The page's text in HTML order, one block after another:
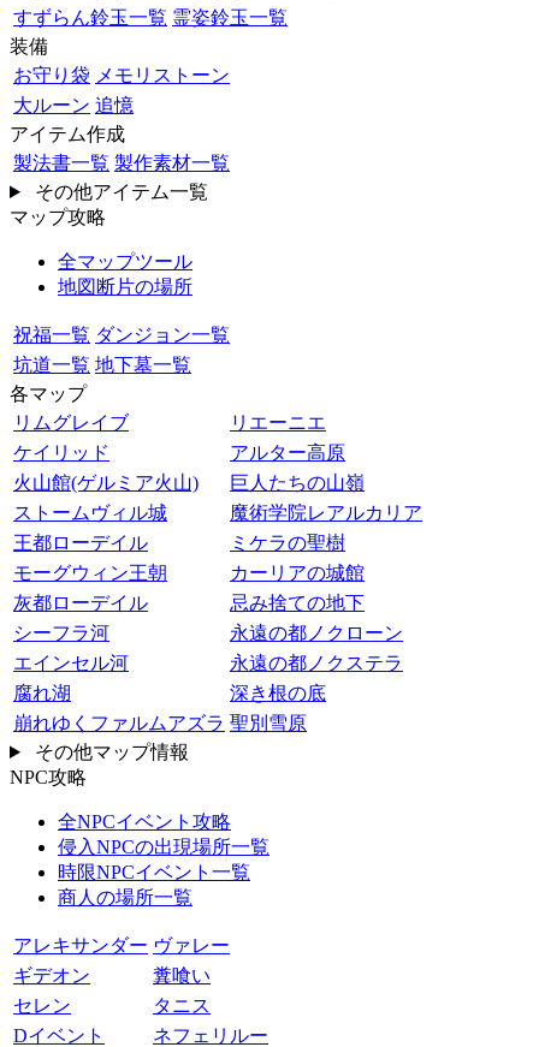
すずらん鈴玉一覧 霊姿鈴玉一覧
装備
お守り袋 メモリストーン
大ルーン 追憶
アイテム作成
製法書一覧 製作素材一覧
その他アイテム一覧
マップ攻略
全マップツール
地図断片の場所
祝福一覧 ダンジョン一覧
坑道一覧 地下墓一覧
各マップ
リムグレイブ
リエーニエ
ケイリッド
アルター高原
火山館(ゲルミア火山)
巨人たちの山嶺
ストームヴィル城
魔術学院レアルカリア
王都ローデイル
ミケラの聖樹
モーグウィン王朝
カーリアの城館
灰都ローデイル
忌み捨ての地下
シーフラ河
永遠の都ノクローン
エインセル河
永遠の都ノクステラ
腐れ湖
深き根の底
崩れゆくファルムアズラ 聖別雪原
その他マップ情報
NPC攻略
全NPCイベント攻略
侵入NPCの出現場所一覧
時限NPCイベント一覧
商人の場所一覧
アレキサンダー ヴァレー
ギデオン
糞喰い
セレン
タニス
Dイベント
ネフェリルー